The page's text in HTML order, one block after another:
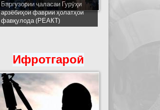
Баргузории ҷаласаи Гурӯҳи
арзёбиҳои фаврии ҳолатҳои
фавқулода (РЕАКТ)
Ширкати ҳайати Тоҷикистон дар
ҷаласаи идораҳои наҷоти
кишварҳои узви СҲШ дар
шаҳри Деҳлӣ
Ифротгароӣ